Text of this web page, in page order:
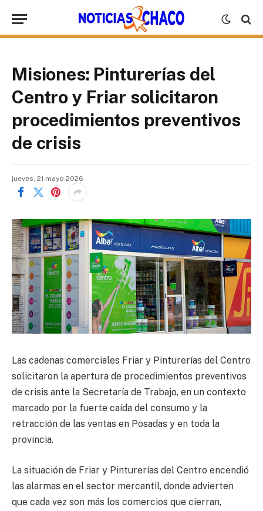
Misiones: Pinturerías del
Centro y Friar solicitaron
procedimientos preventivos
de crisis
jueves, 21 mayo 2026
Las cadenas comerciales Friar y Pinturerías del Centro
solicitaron la apertura de procedimientos preventivos
de crisis ante la Secretaría de Trabajo, en un contexto
marcado por la fuerte caída del consumo y la
retracción de las ventas en Posadas y en toda la
provincia.
La situación de Friar y Pinturerías del Centro encendió
las alarmas en el sector mercantil, donde advierten
que cada vez son más los comercios que cierran,